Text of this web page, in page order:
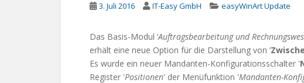
3. Juli 2016 IT-Easy GmbH easyWinArt Update
Das Basis-Modul ‘Auftragsbearbeitung und
erhält eine neue Option für die Darstellung von ’
Es wurde ein neuer Mandanten-Konfigurationsschalter '
Register 'Positionen' der Menüfunktion 'Mandanten-